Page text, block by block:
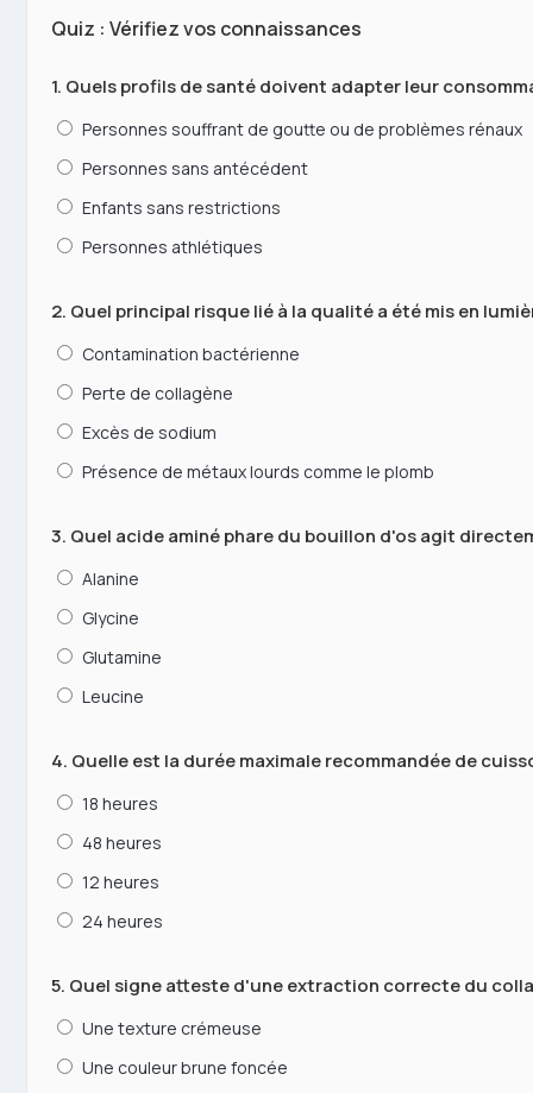
Quiz : Vérifiez vos connaissances
1. Quels profils de santé doivent adapter leur
Personnes souffrant de goutte ou de problèmes rénaux
Personnes sans antécédent
Enfants sans restrictions
Personnes athlétiques
2. Quel principal risque lié à la qualité a été mis en
Contamination bactérienne
Perte de collagène
Excès de sodium
Présence de métaux lourds comme le plomb
3. Quel acide aminé phare du bouillon d'os agit
Alanine
Glycine
Glutamine
Leucine
4. Quelle est la durée maximale recommandée de
18 heures
48 heures
12 heures
24 heures
5. Quel signe atteste d'une extraction correcte du
Une texture crémeuse
Une couleur brune foncée